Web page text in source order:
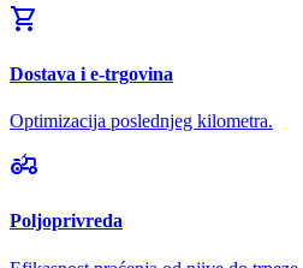
shopping_cart
Dostava i e-trgovina
Optimizacija poslednjeg kilometra.
agriculture
Poljoprivreda